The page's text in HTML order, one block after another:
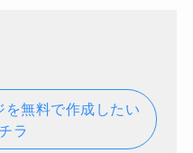
を無料で作成したい
ラ